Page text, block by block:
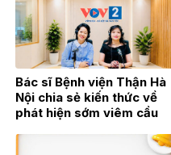
hành lâm sàng
Bác sĩ Bệnh viện Thận Hà
Nội chia sẻ kiến thức về
phát hiện sớm viêm cầu
trực tiếp VOV2